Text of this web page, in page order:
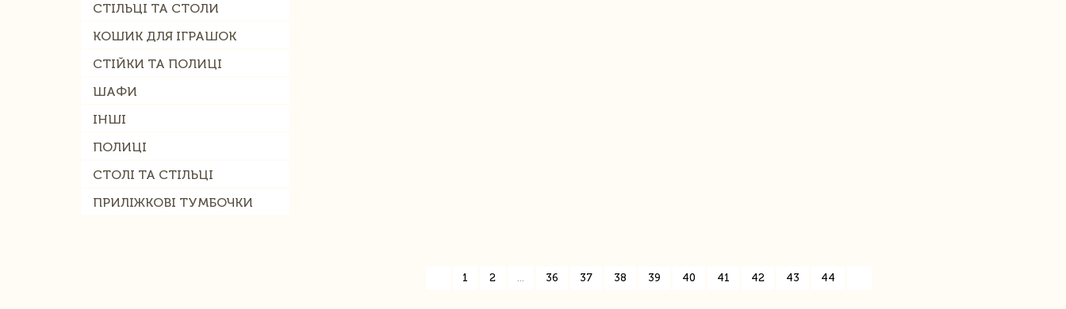
СТІЛЬЦІ ТА СТОЛИ
КОШИК ДЛЯ ІГРАШОК
СТІЙКИ ТА ПОЛИЦІ
ШАФИ
ІНШІ
ПОЛИЦІ
СТОЛІ ТА СТІЛЬЦІ
ПРИЛІЖКОВІ ТУМБОЧКИ
1 2 ... 36 37 38 39 40 41 42 43 44